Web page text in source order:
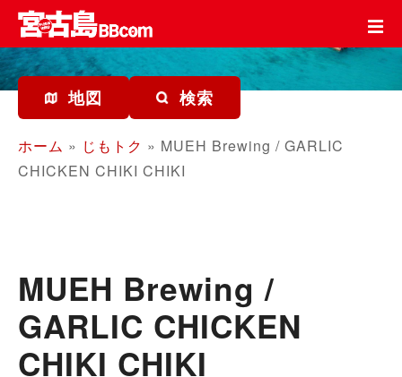
テ
ン
ツ
地図 検索
ホーム » じもトク » MUEH Brewing / GARLIC
CHICKEN CHIKI CHIKI
MUEH Brewing /
GARLIC CHICKEN
CHIKI CHIKI